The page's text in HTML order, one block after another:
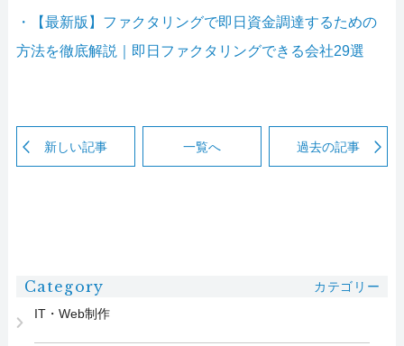
・【最新版】ファクタリングで即日資金調達するための
方法を徹底解説｜即日ファクタリングできる会社29選
新しい記事 一覧へ 過去の記事
Category
カテゴリー
IT・Web制作